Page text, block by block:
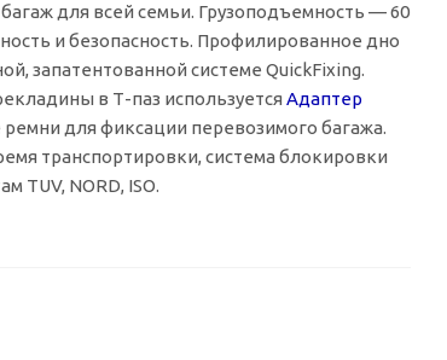
для всей семьи. Грузоподъемность — 60
и безопасность. Профилированное дно
запатентованной системе QuickFixing.
в Т-паз используется Адаптер
для фиксации перевозимого багажа.
транспортировки, система блокировки
TUV, NORD, ISO.